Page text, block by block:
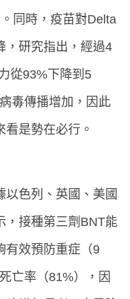
同時，疫苗對Delta
，研究指出，經過4
從93%下降到5
毒傳播增加，因此
是勢在必行。
以色列、英國、美國
，接種第三劑BNT能
有效預防重症（9
亡率（81%），因